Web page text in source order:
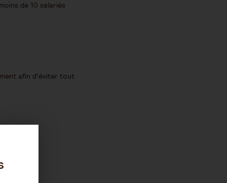
de 10 salariés
afin d’éviter tout